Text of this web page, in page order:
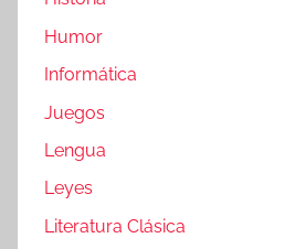
Humor
Informática
Juegos
Lengua
Leyes
Literatura Clásica